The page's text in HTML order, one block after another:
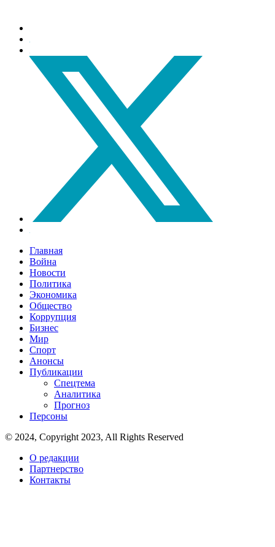
Главная
Война
Новости
Политика
Экономика
Общество
Коррупция
Бизнес
Мир
Спорт
Анонсы
Публикации
Спецтема
Аналитика
Прогноз
Персоны
© 2024, Copyright 2023, All Rights Reserved
О редакции
Партнерство
Контакты